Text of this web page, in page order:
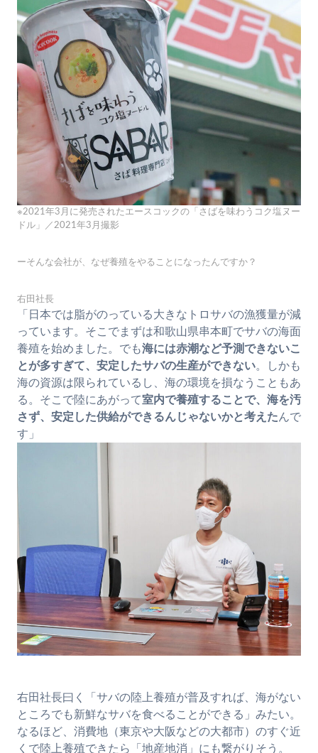
※2021年3月に発売されたエースコックの「さばを味わうコク塩ヌー
ドル」／2021年3月撮影
ーそんな会社が、なぜ養殖をやることになったんですか？
右田社長
「日本では脂がのっている大きなトロサバの漁獲量が減
っています。そこでまずは和歌山県串本町でサバの海面
養殖を始めました。でも海には赤潮など予測できないこ
とが多すぎて、安定したサバの生産ができない。しかも
海の資源は限られているし、海の環境を損なうこともあ
る。そこで陸にあがって室内で養殖することで、海を汚
さず、安定した供給ができるんじゃないかと考えたんで
す」
右田社長曰く「サバの陸上養殖が普及すれば、海がない
ところでも新鮮なサバを食べることができる」みたい。
なるほど、消費地（東京や大阪などの大都市）のすぐ近
くで陸上養殖できたら「地産地消」にも繋がりそう。